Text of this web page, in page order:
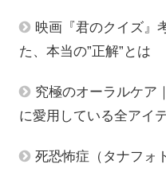
映画『君のクイズ』
た、本当の”正解”とは
究極のオーラルケア
に愛用している全アイ
死恐怖症（タナフォ